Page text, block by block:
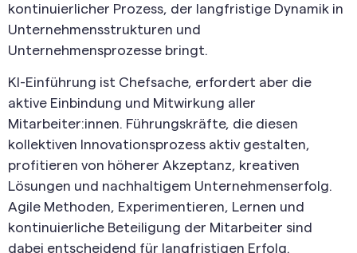
kontinuierlicher Prozess, der langfristige Dynamik in
Unternehmensstrukturen und
Unternehmensprozesse bringt.
KI-Einführung ist Chefsache, erfordert aber die
aktive Einbindung und Mitwirkung aller
Mitarbeiter:innen. Führungskräfte, die diesen
kollektiven Innovationsprozess aktiv gestalten,
profitieren von höherer Akzeptanz, kreativen
Lösungen und nachhaltigem Unternehmenserfolg.
Agile Methoden, Experimentieren, Lernen und
kontinuierliche Beteiligung der Mitarbeiter sind
dabei entscheidend für langfristigen Erfolg.